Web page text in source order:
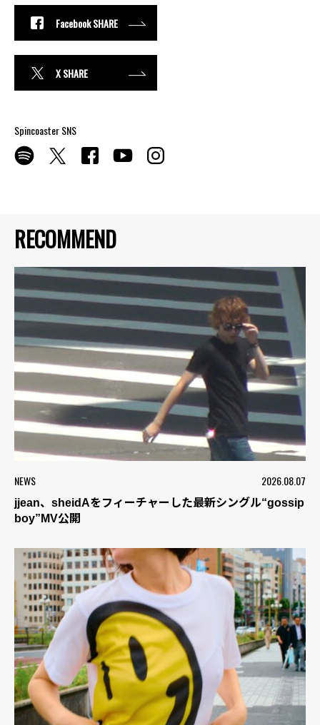
RECOMMEND
NEWS 2026.08.07
jjean、sheidAをフィーチャーした最新シングル“gossip
boy”MV公開
Facebook SHARE
X SHARE
Spincoaster SNS